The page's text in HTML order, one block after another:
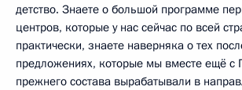
детство. Знаете о большой программе
центров, которые у нас сейчас по всей
практически, знаете наверняка о тех
предложениях, которые мы вместе ещё с
прежнего состава вырабатывали в